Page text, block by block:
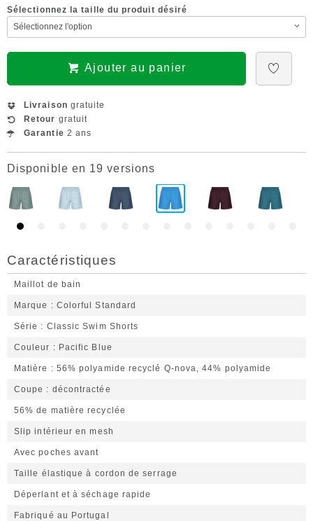
Sélectionnez la taille du produit désiré
Ajouter au panier
Livraison gratuite
Retour gratuit
Garantie 2 ans
Disponible en 19 versions
Caractéristiques
Maillot de bain
Marque Colorful Standard
Série Classic Swim Shorts
Couleur Pacific Blue
Matière 56% polyamide recyclé Q-nova, 44% polyamide
Coupe décontractée
56% de matière recyclée
Slip intérieur en mesh
Avec poches avant
Taille élastique à cordon de serrage
Déperlant et à séchage rapide
Fabriqué au Portugal